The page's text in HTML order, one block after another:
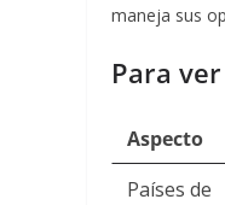
maneja sus
Para
Aspecto
Países de